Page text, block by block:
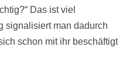
Das ist viel
signalisiert man dadurch
schon mit ihr beschäftigt